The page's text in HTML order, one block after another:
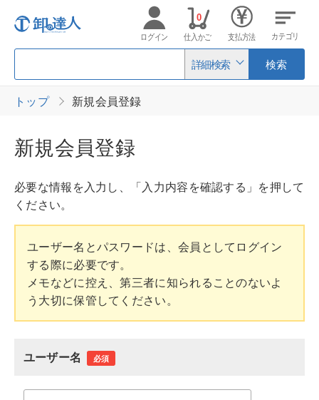
詳細検索 検索
ログイン 仕入かご
0
支払方法 カテゴリ
トップ 新規会員登録
新規会員登録
必要な情報を入力し、「入力内容を確認する」を押して
ください。
ユーザー名とパスワードは、会員としてログイン
する際に必要です。
メモなどに控え、第三者に知られることのないよ
う大切に保管してください。
ユーザー名 必須